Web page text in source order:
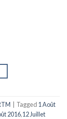
Tagged 1 Août
2016,12 Juillet